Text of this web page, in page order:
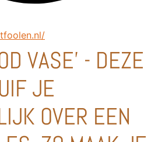
VASE' - DEZE
JE
OVER EEN